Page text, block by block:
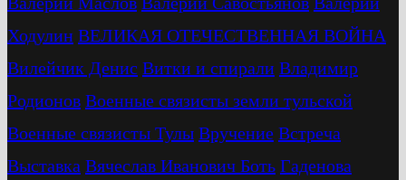
Ходулин ВЕЛИКАЯ ОТЕЧЕСТВЕННАЯ ВОЙНА
Вилейчик Денис Витки и спирали Владимир
Родионов Военные связисты земли тульской
Военные связисты Тулы Вручение Встреча
Выставка Вячеслав Иванович Боть Гаденова